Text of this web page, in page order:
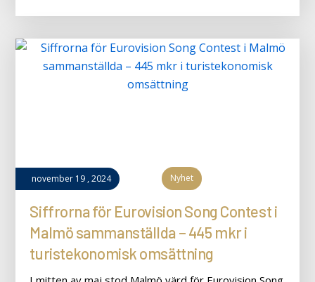
november 19 ,2024 Nyhet
Siffrorna för Eurovision Song Contest i
Malmö sammanställda – 445 mkr i
turistekonomisk omsättning